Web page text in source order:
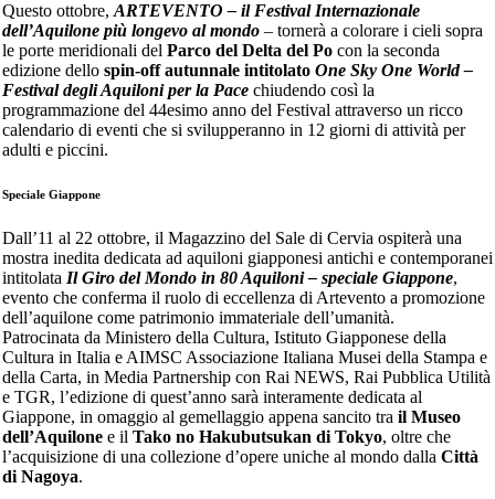
Questo ottobre, ARTEVENTO – il Festival Internazionale
dell’Aquilone più longevo al mondo– tornerà a colorare i cieli sopra
le porte meridionali del Parco del Delta del Pocon la seconda
edizione dello spin-off autunnale intitolato One Sky One World –
Festival degli Aquiloni per la Pace chiudendo così la
programmazione del 44esimo anno del Festival attraverso un ricco
calendario di eventi che si svilupperanno in 12 giorni di attività per
adulti e piccini.
Speciale Giappone
Dall’11 al 22 ottobre, il Magazzino del Sale di Cervia ospiterà una
mostra inedita dedicata ad aquiloni giapponesi antichi e contemporanei
intitolata Il Giro del Mondo in 80 Aquiloni – speciale Giappone,
evento che conferma il ruolo di eccellenza di Artevento a promozione
dell’aquilone come patrimonio immateriale dell’umanità.
Patrocinata da Ministero della Cultura, Istituto Giapponese della
Cultura in Italia e AIMSC Associazione Italiana Musei della Stampa e
della Carta, in Media Partnership con Rai NEWS, Rai Pubblica Utilità
e TGR, l’edizione di quest’anno sarà interamente dedicata al
Giappone, in omaggio al gemellaggio appena sancito tra il Museo
dell’Aquilone e il Tako no Hakubutsukan di Tokyo, oltre che
l’acquisizione di una collezione d’opere uniche al mondo dalla Città
di Nagoya.